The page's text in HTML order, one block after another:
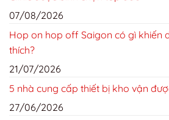
07/08/2026
Hop on hop off Saigon có gì khiến
thích?
21/07/2026
5 nhà cung cấp thiết bị kho vận
27/06/2026